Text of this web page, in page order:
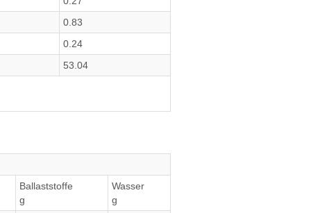
0.83
0.24
53.04
Ballaststoffe
g
Wasser
g